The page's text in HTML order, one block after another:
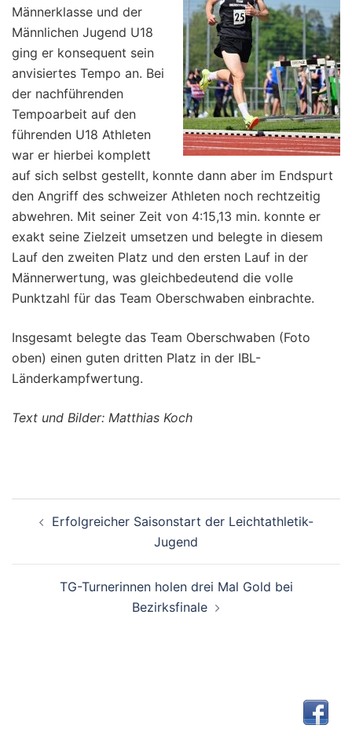
Männerklasse und der
Männlichen Jugend U18
ging er konsequent sein
anvisiertes Tempo an. Bei
der nachführenden
Tempoarbeit auf den
führenden U18 Athleten
war er hierbei komplett
auf sich selbst gestellt, konnte dann aber im Endspurt
den Angriff des schweizer Athleten noch rechtzeitig
abwehren. Mit seiner Zeit von 4:15,13 min. konnte er
exakt seine Zielzeit umsetzen und belegte in diesem
Lauf den zweiten Platz und den ersten Lauf in der
Männerwertung, was gleichbedeutend die volle
Punktzahl für das Team Oberschwaben einbrachte.
Insgesamt belegte das Team Oberschwaben (Foto
oben) einen guten dritten Platz in der IBL-
Länderkampfwertung.
Text und Bilder: Matthias Koch
Erfolgreicher Saisonstart der Leichtathletik-
Jugend
TG-Turnerinnen holen drei Mal Gold bei
Bezirksfinale